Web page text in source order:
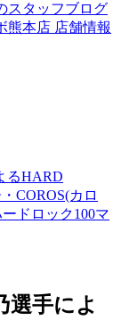
スタッフブログ
熊本店 店舗情報
るHARD
COROS(カロ
ドロック100マ
選手によ